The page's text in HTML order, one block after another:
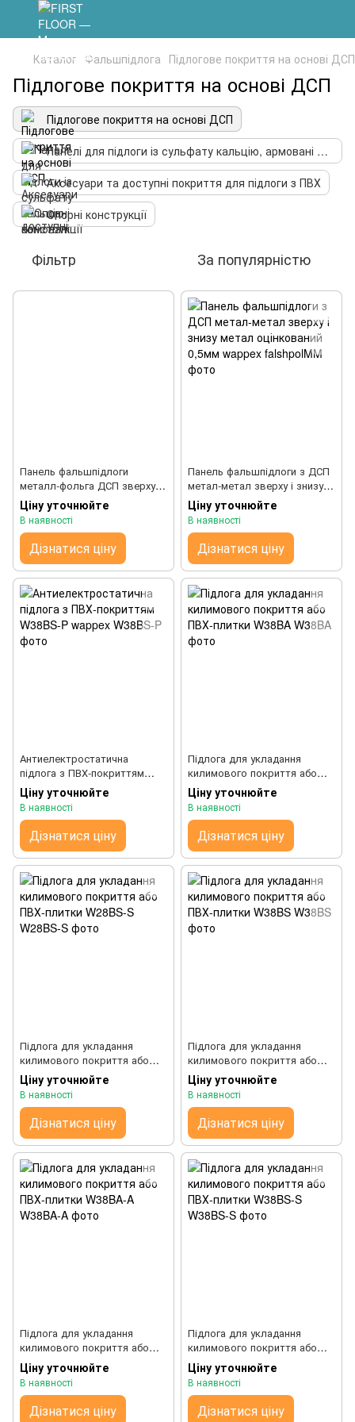
Каталог Фальшпідлога Підлогове покриття на основі ДСП
Підлогове покриття на основі ДСП
Підлогове покриття на основі ДСП
Панелі для підлоги із сульфату кальцію, армовані волокном
Аксесуари та доступні покриття для підлоги з ПВХ
Опорні конструкції
Фільтр За популярністю
Панель фальшпідлоги
металл-фольга ДСП зверху і
знизу покрита алюмінієвою
фольгою 0,05мм wappex
Ціну уточнюйте
В наявності
Дізнатися ціну
Панель фальшпідлоги з ДСП
метал-метал зверху і знизу
метал оцінкований 0,5мм
wappex
Ціну уточнюйте
В наявності
Дізнатися ціну
Антиелектростатична
підлога з ПВХ-покриттям
W38BS-P wappex
Ціну уточнюйте
В наявності
Дізнатися ціну
Підлога для укладання
килимового покриття або
ПВХ-плитки W38BA
Ціну уточнюйте
В наявності
Дізнатися ціну
Підлога для укладання
килимового покриття або
ПВХ-плитки W28BS-S
Ціну уточнюйте
В наявності
Дізнатися ціну
Підлога для укладання
килимового покриття або
ПВХ-плитки W38BS
Ціну уточнюйте
В наявності
Дізнатися ціну
Підлога для укладання
килимового покриття або
ПВХ-плитки W38BA-A
Ціну уточнюйте
В наявності
Дізнатися ціну
Підлога для укладання
килимового покриття або
ПВХ-плитки W38BS-S
Ціну уточнюйте
В наявності
Дізнатися ціну